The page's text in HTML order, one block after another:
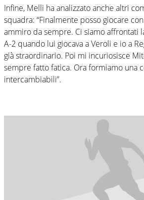
Infine, Melli ha analizzato anche altri
squadra: “Finalmente posso giocare
ammiro da sempre. Ci siamo affrontati
A-2 quando lui giocava a Veroli e io a
già straordinario. Poi mi incuriosisce
sempre fatto fatica. Ora formiamo una
intercambiabili”.